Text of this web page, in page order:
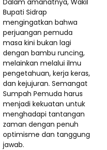
Dalam amanatnya, Wakil
Bupati Sidrap
mengingatkan bahwa
perjuangan pemuda
masa kini bukan lagi
dengan bambu runcing,
melainkan melalui ilmu
pengetahuan, kerja keras,
dan kejujuran. Semangat
Sumpah Pemuda harus
menjadi kekuatan untuk
menghadapi tantangan
zaman dengan penuh
optimisme dan tanggung
jawab.